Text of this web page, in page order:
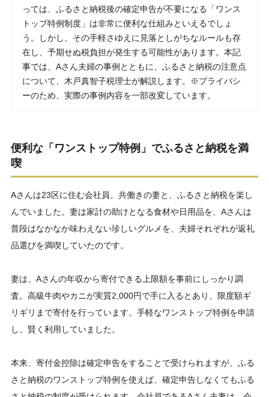
っては、ふるさと納税後の確定申告が不要になる「ワンス
トップ特例制度」は非常に便利な仕組みといえるでしょ
う。しかし、その手軽さゆえに見落としがちなルールも存
在し、予期せぬ税負担が発生する可能性があります。本記
事では、Aさん夫婦の事例とともに、ふるさと納税の注意点
について、木戸真智子税理士が解説します。※プライバシ
ーのため、実際の事例内容を一部改変しています。
便利な「ワンストップ特例」でふるさと納税を満
喫
Aさんは23区に住む会社員。共働きの妻と、ふるさと納税を楽し
んでいました。妻は家計の助けとなる食材や日用品を、Aさんは
普段はなかなか味わえない珍しいグルメを、夫婦それぞれが返礼
品選びを満喫していたのです。
妻は、Aさんの年収から寄付できる上限額を事前にしっかり調
査。高級牛肉やカニが実質2,000円で手に入るとあり、限度額ギ
リギリまで寄付を行っています。手軽なワンストップ特例を申請
し、賢く利用していました。
本来、寄付金控除は確定申告をすることで受けられますが、ふる
さと納税のワンストップ特例を使えば、確定申告しなくてもふる